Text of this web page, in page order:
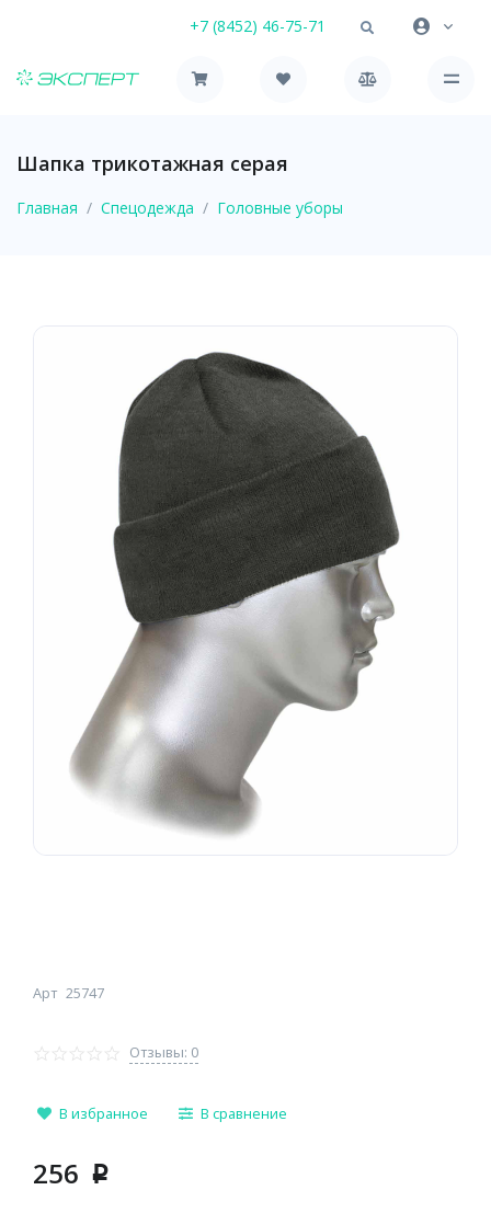
+7 (8452) 46-75-71
Шапка трикотажная серая
Главная Спецодежда Головные уборы
Арт 25747
Отзывы: 0
В избранное В сравнение
256 p